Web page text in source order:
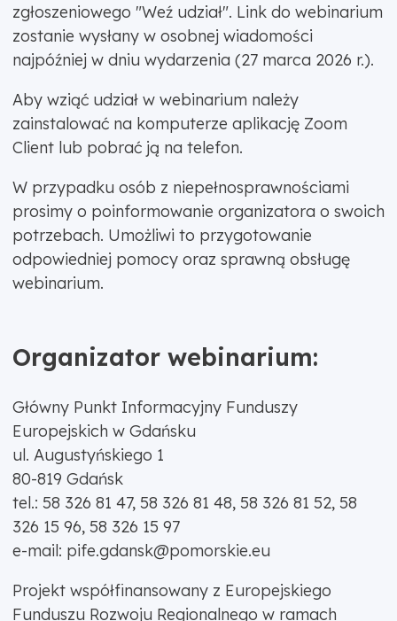
zgłoszeniowego "Weź udział". Link do webinarium
zostanie wysłany w osobnej wiadomości
najpóźniej w dniu wydarzenia (27 marca 2026 r.).
Aby wziąć udział w webinarium należy
zainstalować na komputerze aplikację Zoom
Client lub pobrać ją na telefon.
W przypadku osób z niepełnosprawnościami
prosimy o poinformowanie organizatora o swoich
potrzebach. Umożliwi to przygotowanie
odpowiedniej pomocy oraz sprawną obsługę
webinarium.
Organizator webinarium:
Główny Punkt Informacyjny Funduszy
Europejskich w Gdańsku
ul. Augustyńskiego 1
80-819 Gdańsk
tel.: 58 326 81 47, 58 326 81 48, 58 326 81 52, 58
326 15 96, 58 326 15 97
e-mail: pife.gdansk@pomorskie.eu
Projekt współfinansowany z Europejskiego
Funduszu Rozwoju Regionalnego w ramach